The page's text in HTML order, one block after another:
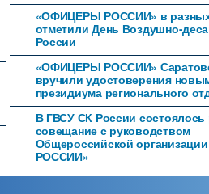
«ОФИЦЕРЫ РОССИИ» в разных
отметили День Воздушно-
России
«ОФИЦЕРЫ РОССИИ»
вручили удостоверения
президиума регионального
В ГВСУ СК России состоялось
совещание с руководством
Общероссийской
РОССИИ»